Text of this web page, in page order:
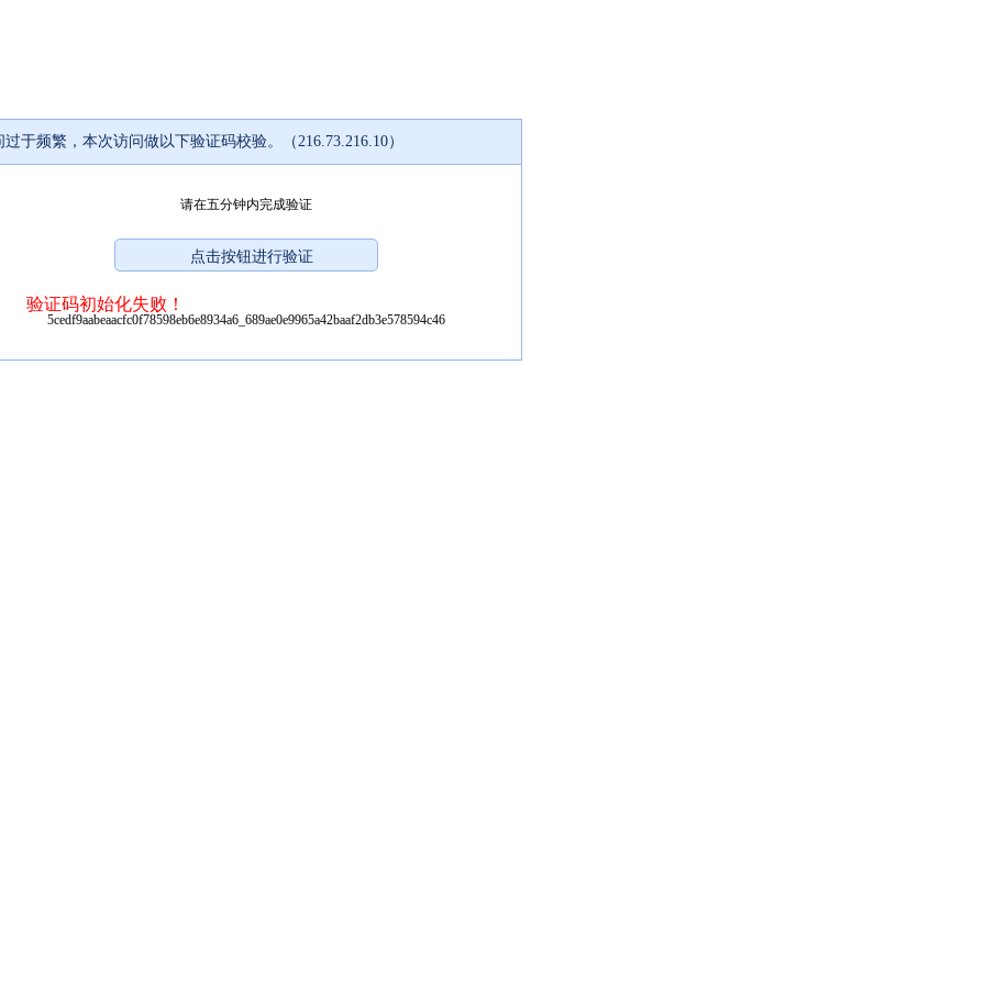
过于频繁，本次访问做以下验证码校验。（216.73.216.10）
请在五分钟内完成验证
验证码初始化失败！
5cedf9aabeaacfc0f78598eb6e8934a6_689ae0e9965a42baaf2db3e578594c46